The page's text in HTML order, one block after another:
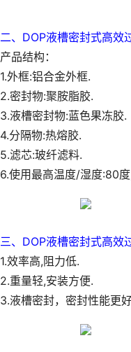
二、DOP液槽密封式高效
产品结构：
1.外框:铝合金外框.
2.密封物:聚胺脂胶.
3.液槽密封物:蓝色果冻胶.
4.分隔物:热熔胶.
5.滤芯:玻纤滤料.
6.使用最高温度/湿度:80
三、DOP液槽密封式高效
1.效率高,阻力低.
2.重量轻,安装方便.
3.液槽密封，密封性能更